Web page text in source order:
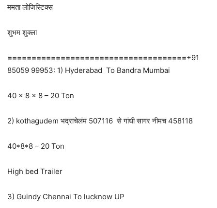
ममता लोजिस्टिक्स
शुभम शुक्ला
=====================================+91
85059 99953: 1) Hyderabad To Bandra Mumbai
40 x 8 x 8 – 20 Ton
2) kothagudem भद्राचेलंम 507116 से गांधी सागर नीमच 458118
40*8*8 – 20 Ton
High bed Trailer
3) Guindy Chennai To lucknow UP